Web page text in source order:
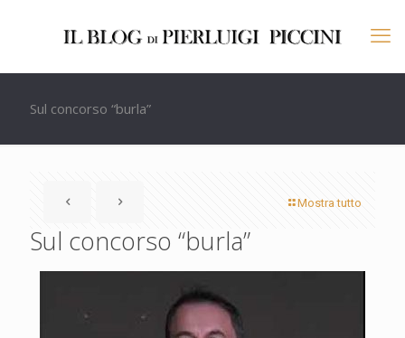
Sul concorso “burla”
Mostra tutto
Sul concorso “burla”